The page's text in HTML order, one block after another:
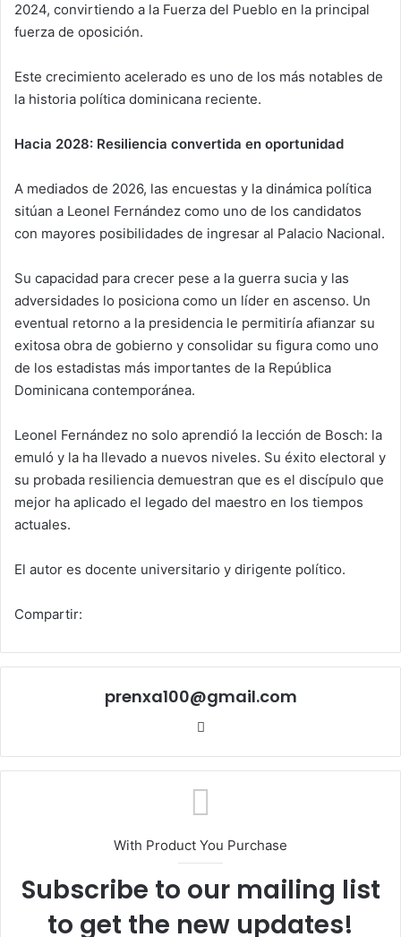
2024, convirtiendo a la Fuerza del Pueblo en la principal
fuerza de oposición.
Este crecimiento acelerado es uno de los más notables de
la historia política dominicana reciente.
Hacia 2028: Resiliencia convertida en oportunidad
A mediados de 2026, las encuestas y la dinámica política
sitúan a Leonel Fernández como uno de los candidatos
con mayores posibilidades de ingresar al Palacio Nacional.
Su capacidad para crecer pese a la guerra sucia y las
adversidades lo posiciona como un líder en ascenso. Un
eventual retorno a la presidencia le permitiría afianzar su
exitosa obra de gobierno y consolidar su figura como uno
de los estadistas más importantes de la República
Dominicana contemporánea.
Leonel Fernández no solo aprendió la lección de Bosch: la
emuló y la ha llevado a nuevos niveles. Su éxito electoral y
su probada resiliencia demuestran que es el discípulo que
mejor ha aplicado el legado del maestro en los tiempos
actuales.
El autor es docente universitario y dirigente político.
Compartir:
prenxa100@gmail.com
With Product You Purchase
Subscribe to our mailing list
to get the new updates!